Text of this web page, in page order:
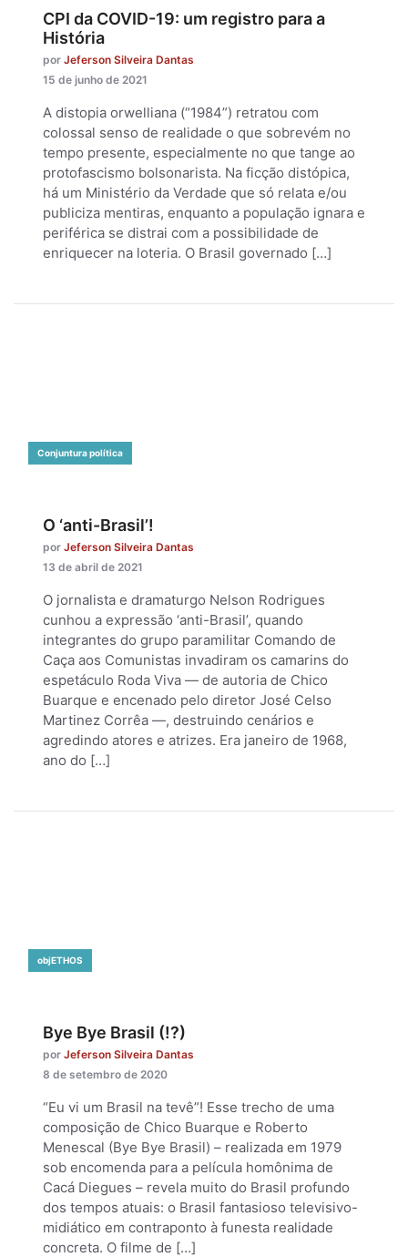
CPI da COVID-19: um registro para a
História
por Jeferson Silveira Dantas
15 de junho de 2021
A distopia orwelliana (“1984”) retratou com
colossal senso de realidade o que sobrevém no
tempo presente, especialmente no que tange ao
protofascismo bolsonarista. Na ficção distópica,
há um Ministério da Verdade que só relata e/ou
publiciza mentiras, enquanto a população ignara e
periférica se distrai com a possibilidade de
enriquecer na loteria. O Brasil governado […]
Conjuntura política
O ‘anti-Brasil’!
por Jeferson Silveira Dantas
13 de abril de 2021
O jornalista e dramaturgo Nelson Rodrigues
cunhou a expressão ‘anti-Brasil’, quando
integrantes do grupo paramilitar Comando de
Caça aos Comunistas invadiram os camarins do
espetáculo Roda Viva — de autoria de Chico
Buarque e encenado pelo diretor José Celso
Martinez Corrêa —, destruindo cenários e
agredindo atores e atrizes. Era janeiro de 1968,
ano do […]
objETHOS
Bye Bye Brasil (!?)
por Jeferson Silveira Dantas
8 de setembro de 2020
“Eu vi um Brasil na tevê”! Esse trecho de uma
composição de Chico Buarque e Roberto
Menescal (Bye Bye Brasil) – realizada em 1979
sob encomenda para a película homônima de
Cacá Diegues – revela muito do Brasil profundo
dos tempos atuais: o Brasil fantasioso televisivo-
midiático em contraponto à funesta realidade
concreta. O filme de […]